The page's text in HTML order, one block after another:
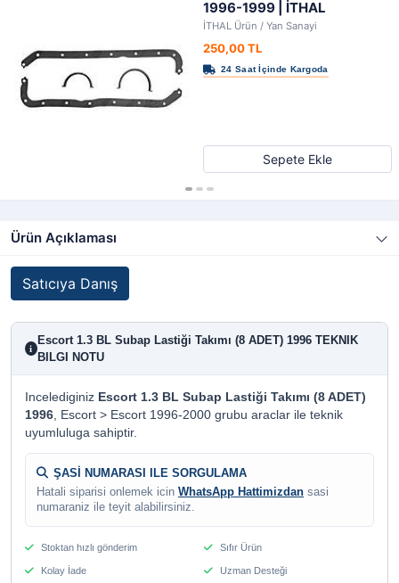
1996-1999 | İTHAL
İTHAL Ürün / Yan Sanayi
250,00 TL
Sepete Ekle
Ürün Açıklaması
Satıcıya Danış
i
Escort 1.3 BL Subap Lastiği Takımı (8 ADET) 1996 TEKNIK
BILGI NOTU
Incelediginiz Escort 1.3 BL Subap Lastiği Takımı (8 ADET)
1996, Escort > Escort 1996-2000 grubu araclar ile teknik
uyumluluga sahiptir.
ŞASİ NUMARASI ILE SORGULAMA
Hatali siparisi onlemek icin WhatsApp Hattimizdan sasi
numaraniz ile teyit alabilirsiniz.
Stoktan hızlı gönderim Sıfır Ürün
Kolay İade Uzman Desteği